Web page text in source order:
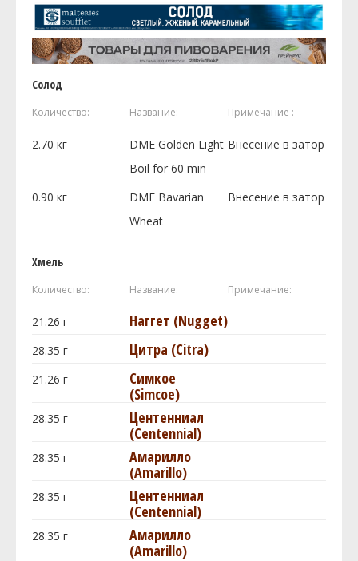
Солод
Количество: Название: Примечание :
2.70 кг
DME Golden Light
Boil for 60 min
Внесение в затор
0.90 кг
DME Bavarian
Wheat
Внесение в затор
Хмель
Количество: Название: Примечание:
21.26 г Наггет (Nugget)
28.35 г Цитра (Citra)
21.26 г
Симкое
(Simcoe)
28.35 г
Центенниал
(Centennial)
28.35 г
Амарилло
(Amarillo)
28.35 г
Центенниал
(Centennial)
28.35 г
Амарилло
(Amarillo)